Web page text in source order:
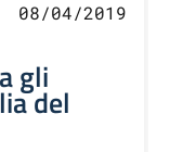
08/04/2019
gli
del